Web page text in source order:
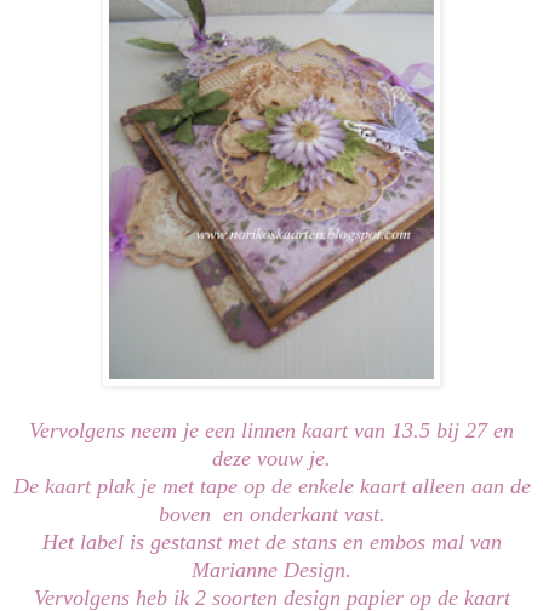
Vervolgens neem je een linnen kaart van 13.5 bij 27 en
deze vouw je.
De kaart plak je met tape op de enkele kaart alleen aan de
boven en onderkant vast.
Het label is gestanst met de stans en embos mal van
Marianne Design.
Vervolgens heb ik 2 soorten design papier op de kaart